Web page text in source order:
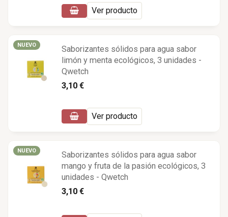
Ver producto
Saborizantes sólidos para agua sabor
limón y menta ecológicos, 3 unidades -
Qwetch
3,10 €
Ver producto
NUEVO
Saborizantes sólidos para agua sabor
mango y fruta de la pasión ecológicos, 3
unidades - Qwetch
3,10 €
NUEVO